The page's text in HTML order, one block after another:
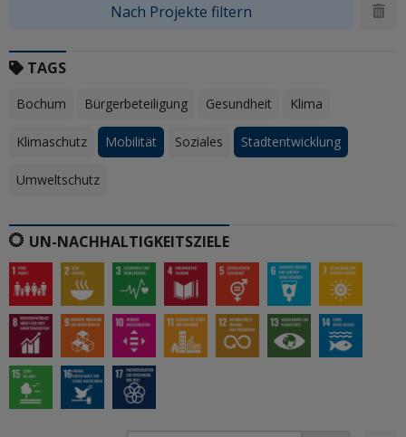
TAGS
Bochum Bürgerbeteiligung Gesundheit Klima
Klimaschutz Mobilität Soziales Stadtentwicklung
Umweltschutz
UN-NACHHALTIGKEITSZIELE